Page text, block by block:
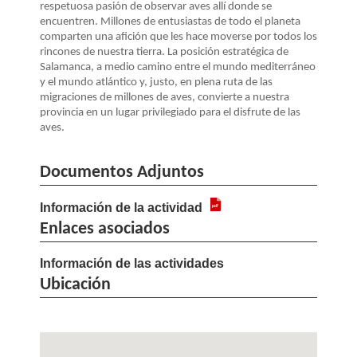
NAVEGACIÓN
respetuosa pasión de observar aves allí donde se
encuentren. Millones de entusiastas de todo el planeta
comparten una afición que les hace moverse por todos los
rincones de nuestra tierra. La posición estratégica de
Salamanca, a medio camino entre el mundo mediterráneo
y el mundo atlántico y, justo, en plena ruta de las
migraciones de millones de aves, convierte a nuestra
provincia en un lugar privilegiado para el disfrute de las
aves.
Documentos Adjuntos
Información de la actividad
Enlaces asociados
Información de las actividades
Ubicación